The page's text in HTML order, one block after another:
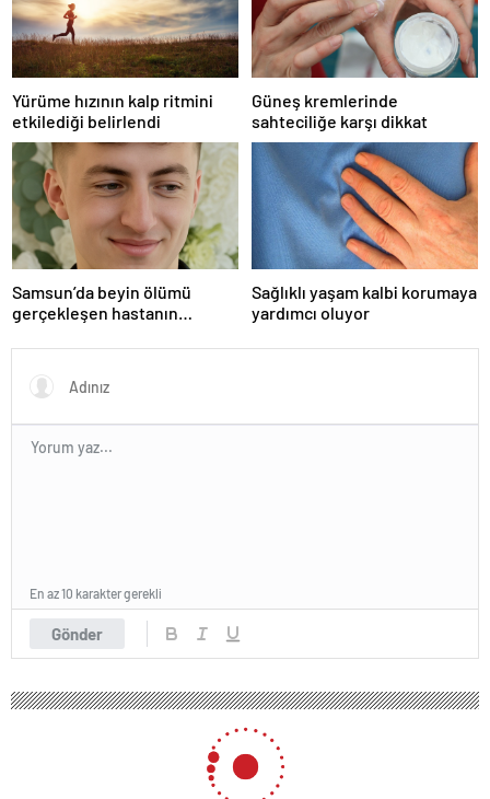
Yürüme hızının kalp ritmini
etkilediği belirlendi
Güneş kremlerinde
sahteciliğe karşı dikkat
Samsun’da beyin ölümü
gerçekleşen hastanın
Sağlıklı yaşam kalbi korumaya
yardımcı oluyor
Gönder
En az 10 karakter gerekli